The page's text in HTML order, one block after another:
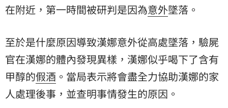
在附近，第一時間被研判是因為意外墜落。
至於是什麼原因導致漢娜意外從高處墜落，驗屍
官在漢娜的體內發現異樣，漢娜似乎喝下了含有
甲醇的假酒 。當局表示將會盡全力協助漢娜的家
人處理後事，並查明事情發生的原因。